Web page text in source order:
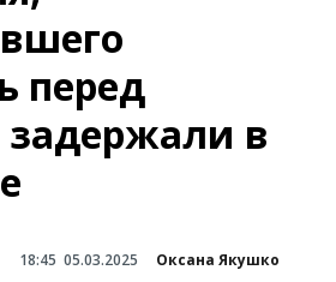
перед
в
18:45 05.03.2025 Оксана Якушко